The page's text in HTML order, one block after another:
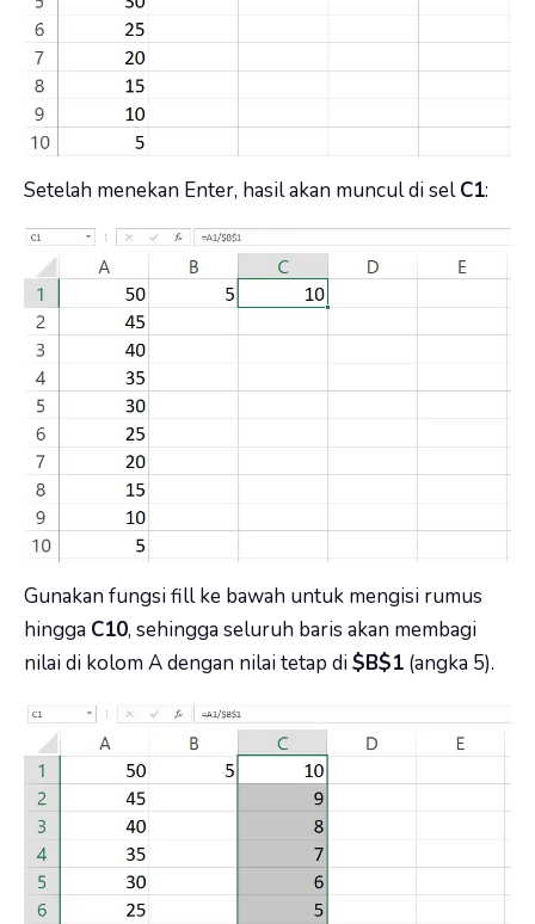
Setelah menekan Enter, hasil akan muncul di selC1:
Gunakan fungsi fill ke bawah untuk mengisi rumus
hingga C10, sehingga seluruh baris akan membagi
nilai di kolom A dengan nilai tetap di$B$1 (angka 5).